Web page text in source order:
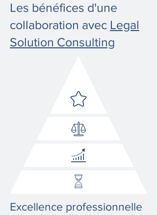
Les bénéfices d'une
collaboration avec Legal
Solution Consulting
Excellence professionnelle